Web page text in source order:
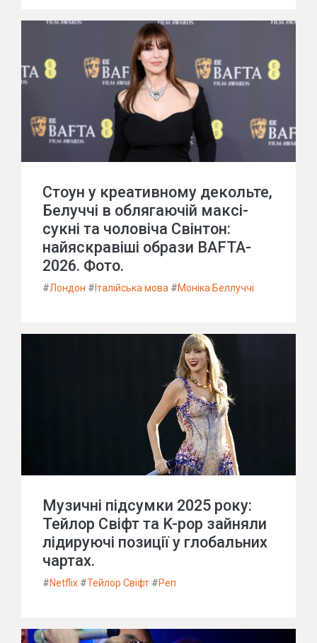
Стоун у креативному декольте,
Белуччі в облягаючій максі-
сукні та чоловіча Свінтон:
найяскравіші образи BAFTA-
2026. Фото.
#Лондон # Італійська мова #Моніка Беллуччі
Музичні підсумки 2025 року:
Тейлор Свіфт та K-pop зайняли
лідируючі позиції у глобальних
чартах.
#Netflix #Тейлор Свіфт #Реп